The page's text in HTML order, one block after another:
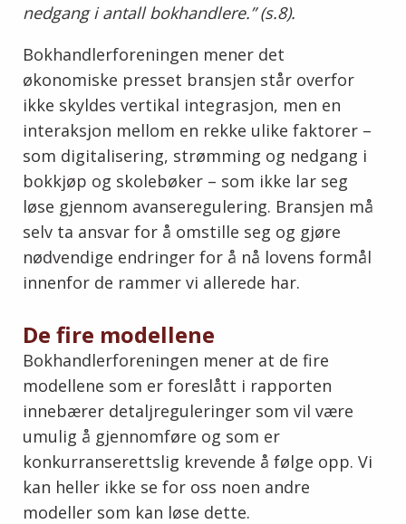
nedgang i antall bokhandlere.” (s.8).
Bokhandlerforeningen mener det
økonomiske presset bransjen står overfor
ikke skyldes vertikal integrasjon, men en
interaksjon mellom en rekke ulike faktorer –
som digitalisering, strømming og nedgang i
bokkjøp og skolebøker – som ikke lar seg
løse gjennom avanseregulering. Bransjen må
selv ta ansvar for å omstille seg og gjøre
nødvendige endringer for å nå lovens formål
innenfor de rammer vi allerede har.
De fire modellene
Bokhandlerforeningen mener at de fire
modellene som er foreslått i rapporten
innebærer detaljreguleringer som vil være
umulig å gjennomføre og som er
konkurranserettslig krevende å følge opp. Vi
kan heller ikke se for oss noen andre
modeller som kan løse dette.